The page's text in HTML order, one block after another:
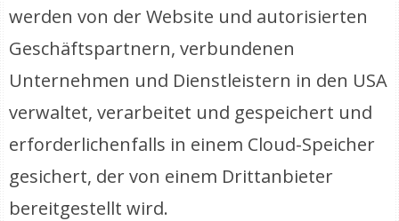
werden von der Website und autorisierten
Geschäftspartnern, verbundenen
Unternehmen und Dienstleistern in den USA
verwaltet, verarbeitet und gespeichert und
erforderlichenfalls in einem Cloud-Speicher
gesichert, der von einem Drittanbieter
bereitgestellt wird.